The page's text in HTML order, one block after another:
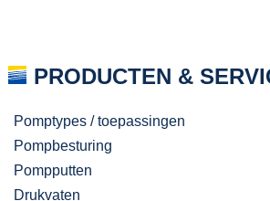
PRODUCTEN &
Pomptypes / toepassingen
Pompbesturing
Pompputten
Drukvaten